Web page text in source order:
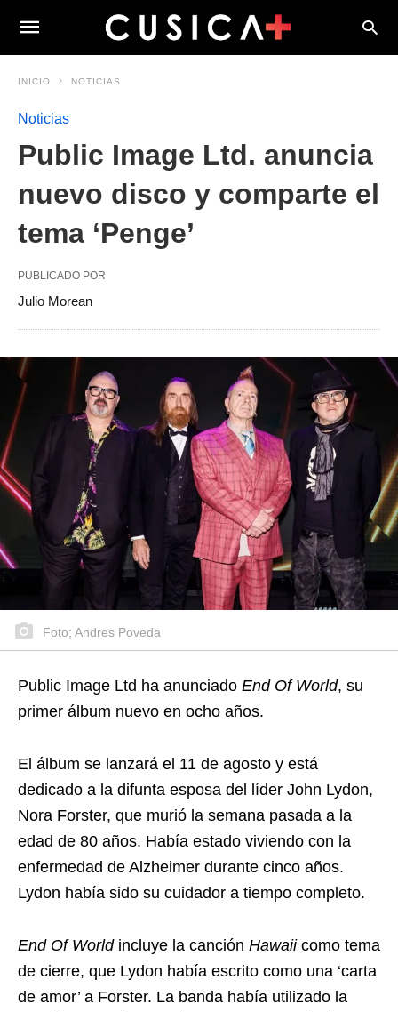
INICIO NOTICIAS
Noticias
Public Image Ltd. anuncia
nuevo disco y comparte el
tema ‘Penge’
PUBLICADO POR
Julio Morean
Foto; Andres Poveda
Public Image Ltd ha anunciado End Of World, su
primer álbum nuevo en ocho años.
El álbum se lanzará el 11 de agosto y está
dedicado a la difunta esposa del líder John Lydon,
Nora Forster, que murió la semana pasada a la
edad de 80 años. Había estado viviendo con la
enfermedad de Alzheimer durante cinco años.
Lydon había sido su cuidador a tiempo completo.
End Of Worldincluye la canción Hawaiicomo tema
de cierre, que Lydon había escrito como una ‘carta
de amor’ a Forster. La banda había utilizado la